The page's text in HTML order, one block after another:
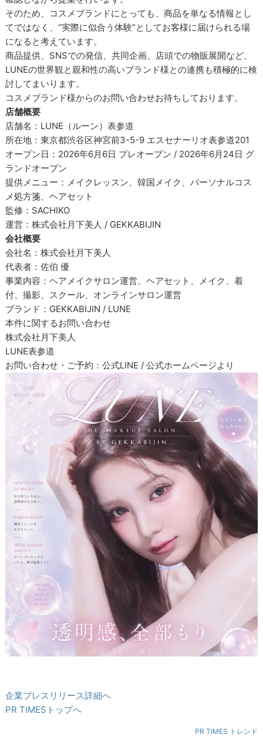
そのため、コスメブランドにとっても、商品を単なる情報とし
てではなく、“実際に似合う体験”としてお客様に届けられる場
になると考えています。
商品提供、SNSでの発信、共同企画、店頭での物販展開など、
LUNEの世界観と親和性の高いブランド様との連携も積極的に検
討してまいります。
コスメブランド様からのお問い合わせお待ちしております。
店舗概要
店舗名：LUNE（ルーン）表参道
所在地：東京都渋谷区神宮前3-5-9 エスセナーリオ表参道201
オープン日：2026年6月6日 プレオープン / 2026年6月24日 グ
ランドオープン
提供メニュー：メイクレッスン、韓国メイク、パーソナルコス
メ処方箋、ヘアセット
監修：SACHIKO
運営：株式会社月下美人 / GEKKABIJIN
会社概要
会社名：株式会社月下美人
代表者：佐伯 優
事業内容：ヘアメイクサロン運営、ヘアセット、メイク、着
付、撮影、スクール、オンラインサロン運営
ブランド：GEKKABIJIN / LUNE
本件に関するお問い合わせ
株式会社月下美人
LUNE表参道
お問い合わせ・ご予約：公式LINE / 公式ホームページより
企業プレスリリース詳細へ
PR TIMESトップへ
PR TIMES トレンド